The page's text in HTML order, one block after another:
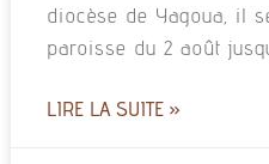
diocèse de Yagoua, il
paroisse du 2 août
LIRE LA SUITE »